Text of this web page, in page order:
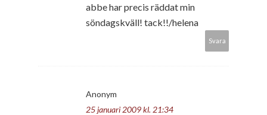
abbe har precis räddat min
söndagskväll! tack!!/helena
Svara
Anonym
25 januari 2009 kl. 21:34